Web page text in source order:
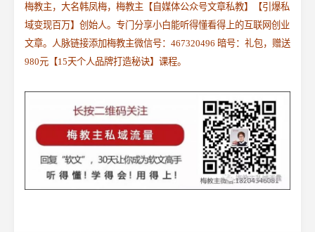
梅教主，大名韩凤梅，梅教主【自媒体公众号文章私教】【引爆私
域变现百万】创始人。专门分享小白能听得懂看得上的互联网创业
文章。人脉链接添加梅教主微信号：467320496 暗号：礼包，赠送
980元【15天个人品牌打造秘诀】课程。